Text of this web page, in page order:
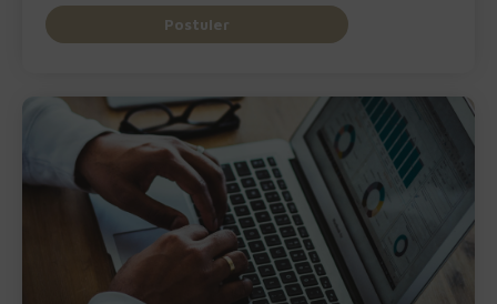
Postuler